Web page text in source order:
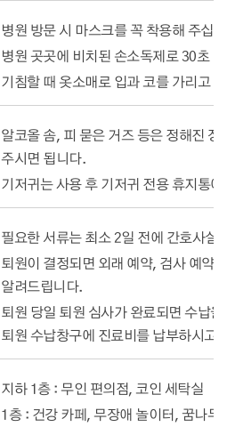
병원 방문 시 마스크를 꼭 착용해 주십
병원 곳곳에 비치된 손소독제로 30초
기침할 때 옷소매로 입과 코를 가리고
알코올 솜, 피 묻은 거즈 등은 정해진
주시면 됩니다.
기저귀는 사용 후 기저귀 전용 휴지통
필요한 서류는 최소 2일 전에 간호사
퇴원이 결정되면 외래 예약, 검사 예약
알려드립니다.
퇴원 당일 퇴원 심사가 완료되면 수납
퇴원 수납창구에 진료비를 납부하시고
지하 1층 : 무인 편의점, 코인 세탁실
1층 : 건강 카페, 무장애 놀이터, 꿈나무